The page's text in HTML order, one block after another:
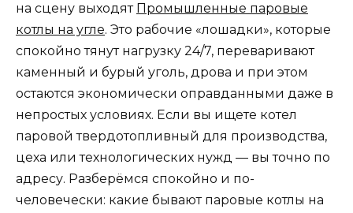
на сцену выходят Промышленные паровые
котлы на угле. Это рабочие «лошадки», которые
спокойно тянут нагрузку 24/7, переваривают
каменный и бурый уголь, дрова и при этом
остаются экономически оправданными даже в
непростых условиях. Если вы ищете котел
паровой твердотопливный для производства,
цеха или технологических нужд — вы точно по
адресу. Разберёмся спокойно и по-
человечески: какие бывают паровые котлы на